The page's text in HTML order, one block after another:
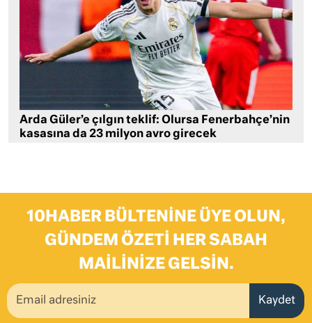
Arda Güler’e çılgın teklif: Olursa Fenerbahçe’nin
kasasına da 23 milyon avro girecek
10HABER BÜLTENINE ÜYE OLUN,
GÜNDEM ÖZETI HER SABAH
MAILINIZE GELSIN.
Kaydet